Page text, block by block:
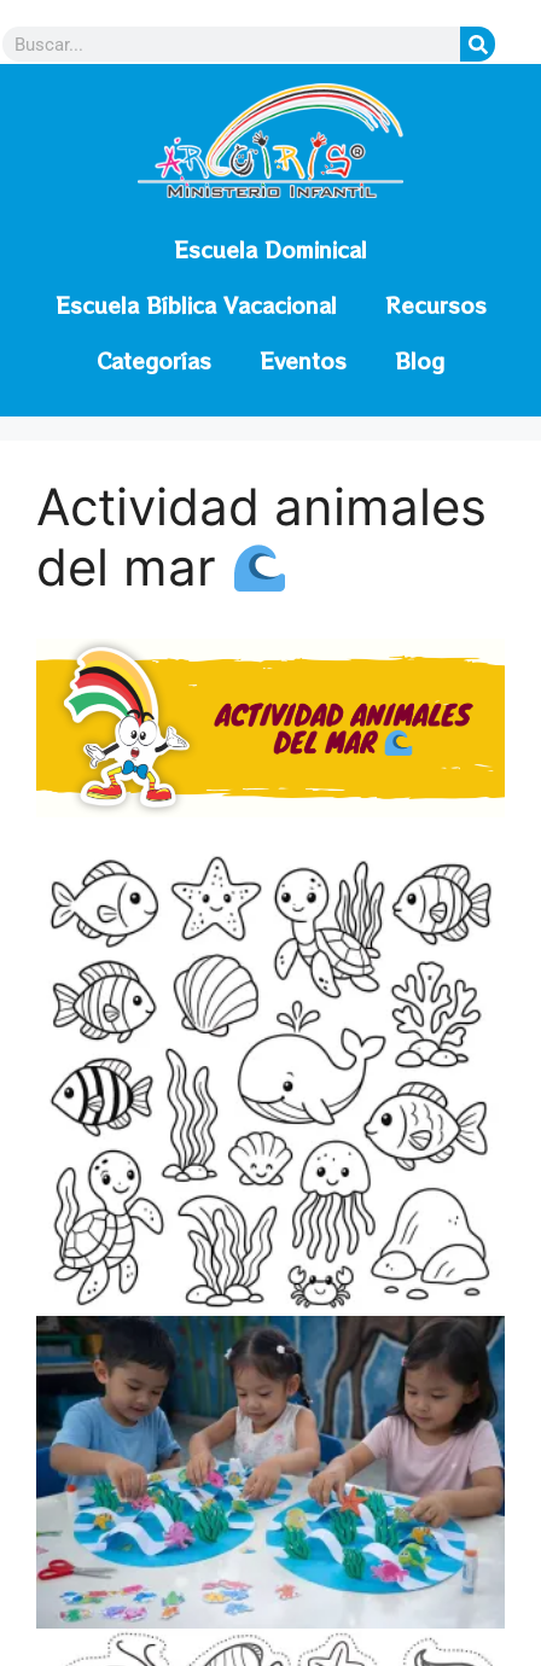
Escuela Dominical
Escuela Bíblica Vacacional
Recursos
Categorías
Eventos Blog
Actividad animales
del mar